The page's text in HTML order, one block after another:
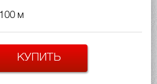
100 м
КУПИТЬ